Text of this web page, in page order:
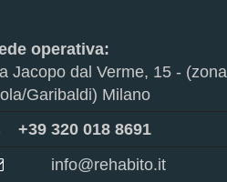
operativa:
Jacopo dal Verme, 15 - (zona
Garibaldi) Milano
+39 320 018 8691
info@rehabito.it